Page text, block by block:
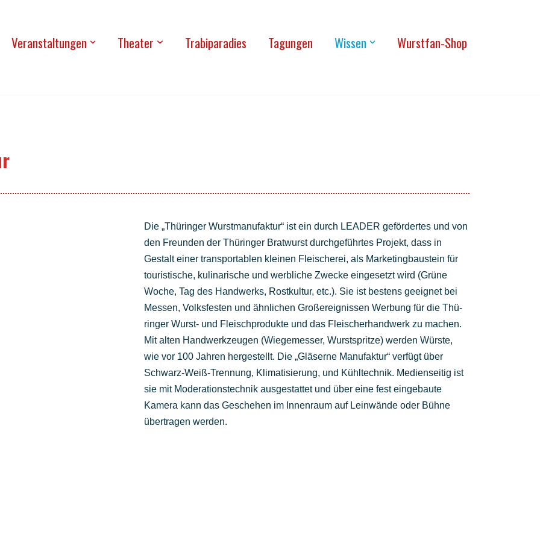
Ver­an­stal­tun­gen Thea­ter Tra­bi­pa­ra­dies Tagun­gen Wis­sen Wurst­fan-Shop
Die „Thü­rin­ger Wurst­ma­nu­fak­tur“ ist ein durch LEA­DER geför­der­tes und von
den Freun­den der Thü­rin­ger Brat­wurst durch­ge­führ­tes Pro­jekt, dass in
Gestalt einer trans­por­ta­blen klei­nen Flei­sche­rei, als Mar­ke­ting­bau­stein für
tou­ris­ti­sche, kuli­na­ri­sche und werb­li­che Zwe­cke ein­ge­setzt wird (Grü­ne
Woche, Tag des Hand­werks, Rost­kul­tur, etc.). Sie ist bes­tens geeig­net bei
Mes­sen, Volks­fes­ten und ähn­li­chen Groß­ereig­nis­sen Wer­bung für die Thü­
rin­ger Wurst- und Fleisch­pro­duk­te und das Flei­scher­hand­werk zu machen.
Mit alten Hand­werk­zeu­gen (Wie­ge­mes­ser, Wurst­sprit­ze) wer­den Würs­te,
wie vor 100 Jah­ren her­ge­stellt. Die „Glä­ser­ne Manu­fak­tur“ ver­fügt über
Schwarz-Weiß-Tren­nung, Kli­ma­ti­sie­rung, und Kühl­tech­nik. Medi­en­sei­tig ist
sie mit Mode­ra­ti­ons­tech­nik aus­ge­stat­tet und über eine fest ein­ge­bau­te
Kame­ra kann das Gesche­hen im Innen­raum auf Lein­wän­de oder Büh­ne
über­tra­gen werden.